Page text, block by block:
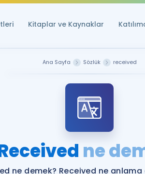
Kitaplar ve Kaynaklar
Ana Sayfa Sözlük received
ne
ne demek? Received ne anlama